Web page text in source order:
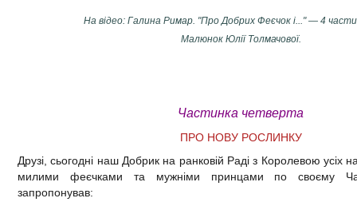
На відео: Галина Римар. "Про Добрих Феєчок і..." — 4
Малюнок Юлії Толмачової.
Частинка четверта
ПРО НОВУ РОСЛИНКУ
Друзі, сьогодні наш Добрик на ранковій Раді з Королевою усіх
милими феєчками та мужніми принцами по своєму
запропонував: